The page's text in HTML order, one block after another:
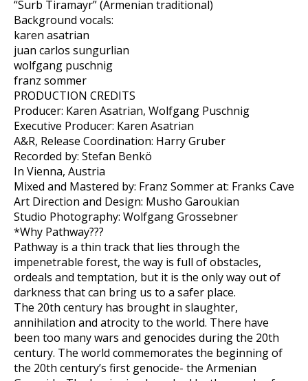
“Surb Tiramayr” (Armenian traditional)
Background vocals:
karen asatrian
juan carlos sungurlian
wolfgang puschnig
franz sommer
PRODUCTION CREDITS
Producer: Karen Asatrian, Wolfgang Puschnig
Executive Producer: Karen Asatrian
A&R, Release Coordination: Harry Gruber
Recorded by: Stefan Benkö
In Vienna, Austria
Mixed and Mastered by: Franz Sommer at: Franks Cave
Art Direction and Design: Musho Garoukian
Studio Photography: Wolfgang Grossebner
*Why Pathway???
Pathway is a thin track that lies through the
impenetrable forest, the way is full of obstacles,
ordeals and temptation, but it is the only way out of
darkness that can bring us to a safer place.
The 20th century has brought in slaughter,
annihilation and atrocity to the world. There have
been too many wars and genocides during the 20th
century. The world commemorates the beginning of
the 20th century’s first genocide- the Armenian